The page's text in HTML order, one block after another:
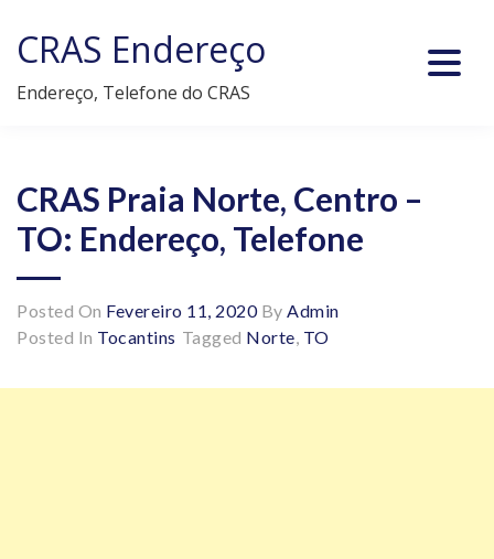
content
CRAS Endereço
Endereço, Telefone do CRAS
CRAS Praia Norte, Centro –
TO: Endereço, Telefone
Posted On Fevereiro 11, 2020By Admin
Posted In Tocantins Tagged Norte, TO